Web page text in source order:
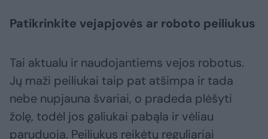
Patikrinkite vejapjovės ar roboto peiliukus
Tai aktualu ir naudojantiems vejos robotus.
Jų maži peiliukai taip pat atšimpa ir tada
nebe nupjauna švariai, o pradeda plėšyti
žolę, todėl jos galiukai pabąla ir vėliau
paruduoja. Peiliukus reikėtų reguliariai